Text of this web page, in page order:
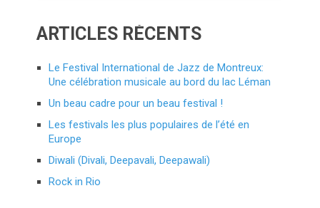
ARTICLES RÉCENTS
Le Festival International de Jazz de Montreux:
Une célébration musicale au bord du lac Léman
Un beau cadre pour un beau festival !
Les festivals les plus populaires de l’été en
Europe
Diwali (Divali, Deepavali, Deepawali)
Rock in Rio